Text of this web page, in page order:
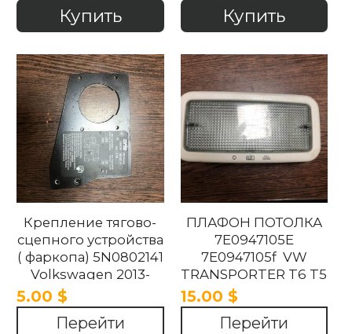
Купить Купить
Крепление тягово-
сцепного устройства
( фаркопа) 5N0802141
Volkswagen 2013-
5.00 $
Перейти
ПЛАФОН ПОТОЛКА
7E0947105E
7E0947105f VW
TRANSPORTER T6 T5
2016-2020
15.00 $
Перейти